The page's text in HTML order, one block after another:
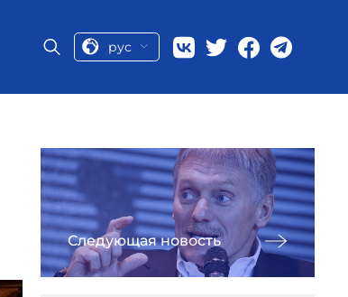
рус
Следующая новость